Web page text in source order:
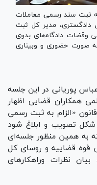
ثبت سند رسمی معاملات
دادگستری، مدیر کل ثبت
وقضات دادگاه‌های بدوی
صورت حضوری و وبیناری
پوریانی در این جلسه
همکاران قضایی اظهار
«الزام به ثبت رسمی
شکل تصویب و ابلاغ شود
که به همین منظور جلسه‌ای
قوه قضاییه و روسای کل
نظرات وراهکار‌های